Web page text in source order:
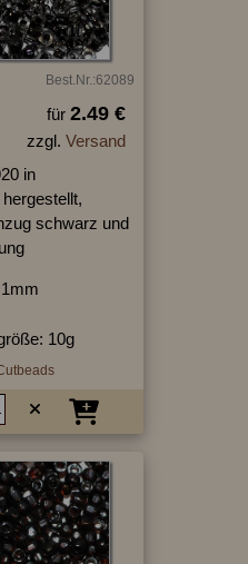
Best.Nr.:62089
für 2.49 €
zzgl. Versand
in
schwarz und
10g